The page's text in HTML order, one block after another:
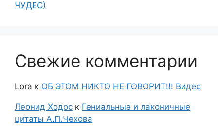
ЧУДЕС)
Свежие комментарии
Lora к ОБ ЭТОМ НИКТО НЕ ГОВОРИТ!!! Видео
Леонид Ходос к Гениальные и лаконичные
цитаты А.П.Чехова